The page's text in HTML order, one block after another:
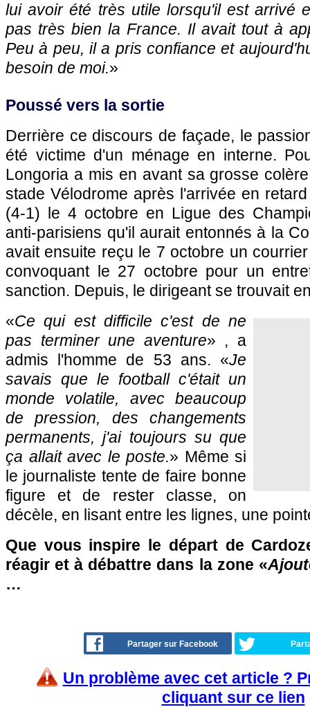
lui avoir été très utile lorsqu'il est arrivé
pas très bien la France. Il avait tout à
Peu à peu, il a pris confiance et
besoin de moi.»
Poussé vers la sortie
Derrière ce discours de façade, le
été victime d'un ménage en interne.
Longoria a mis en avant sa grosse
stade Vélodrome après l'arrivée en
(4-1) le 4 octobre en Ligue des
anti-parisiens qu'il aurait entonnés à la
avait ensuite reçu le 7 octobre un
convoquant le 27 octobre pour un
sanction. Depuis, le dirigeant se trouvait
«Ce qui est difficile c'est de ne
pas terminer une aventure» , a
admis l'homme de 53 ans. «Je
savais que le football c'était un
monde volatile, avec beaucoup
de pression, des changements
permanents, j'ai toujours su que
ça allait avec le poste.» Même si
le journaliste tente de faire bonne
figure et de rester classe, on
décèle, en lisant entre les lignes, une
Que vous inspire le départ de
réagir et à débattre dans la zone «
…
Partager sur Facebook
Un problème avec cet article ?
cliquant sur ce lien